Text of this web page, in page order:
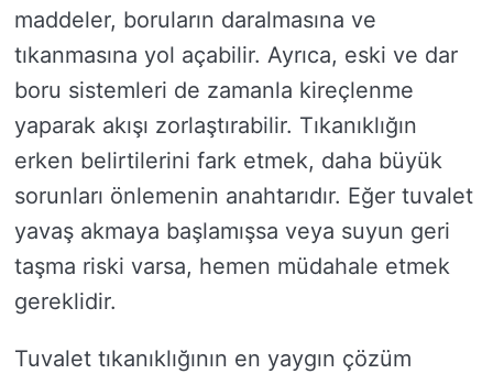
maddeler, boruların daralmasına ve
tıkanmasına yol açabilir. Ayrıca, eski ve dar
boru sistemleri de zamanla kireçlenme
yaparak akışı zorlaştırabilir. Tıkanıklığın
erken belirtilerini fark etmek, daha büyük
sorunları önlemenin anahtarıdır. Eğer tuvalet
yavaş akmaya başlamışsa veya suyun geri
taşma riski varsa, hemen müdahale etmek
gereklidir.
Tuvalet tıkanıklığının en yaygın çözüm